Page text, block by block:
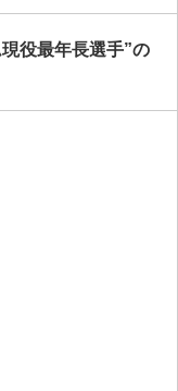
役最年長選手”の